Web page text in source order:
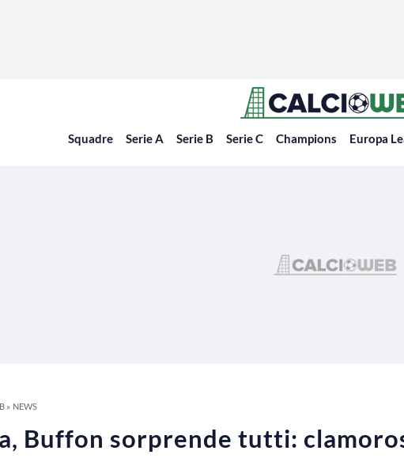
Squadre Serie A Serie B Serie C Champions Europa
» NEWS
Buffon sorprende tutti: